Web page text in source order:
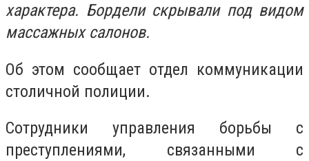
характера. Бордели скрывали под видом
массажных салонов.
Об этом сообщает отдел коммуникации
столичной полиции.
Сотрудники управления борьбы с
преступлениями, связанными с